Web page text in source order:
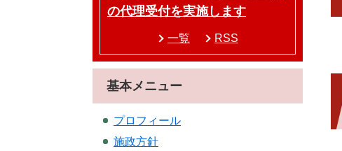
の代理受付を実施します
一覧 RSS
基本メニュー
プロフィール
施政方針